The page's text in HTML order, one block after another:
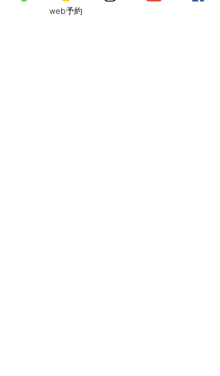
ません。 web予約